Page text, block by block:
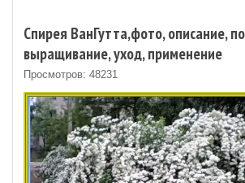
Спирея ВанГутта,фото, описание,
выращивание, уход, применение
Просмотров: 48231